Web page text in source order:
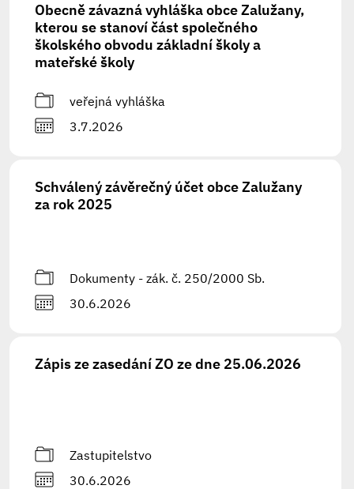
Obecně závazná vyhláška obce Zalužany,
kterou se stanoví část společného
školského obvodu základní školy a
mateřské školy
veřejná vyhláška
3.7.2026
Schválený závěrečný účet obce Zalužany
za rok 2025
Dokumenty - zák. č. 250/2000 Sb.
30.6.2026
Zápis ze zasedání ZO ze dne 25.06.2026
Zastupitelstvo
30.6.2026